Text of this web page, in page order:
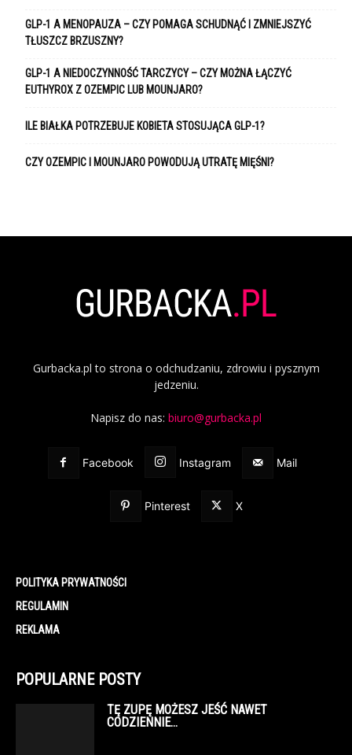
GLP-1 A MENOPAUZA – CZY POMAGA SCHUDNĄĆ I ZMNIEJSZYĆ
TŁUSZCZ BRZUSZNY?
GLP-1 A NIEDOCZYNNOŚĆ TARCZYCY – CZY MOŻNA ŁĄCZYĆ
EUTHYROX Z OZEMPIC LUB MOUNJARO?
ILE BIAŁKA POTRZEBUJE KOBIETA STOSUJĄCA GLP-1?
CZY OZEMPIC I MOUNJARO POWODUJĄ UTRATĘ MIĘŚNI?
Gurbacka.pl to strona o odchudzaniu, zdrowiu i pysznym
jedzeniu.
Napisz do nas: biuro@gurbacka.pl
Facebook Instagram Mail
Pinterest X
POLITYKA PRYWATNOŚCI
REGULAMIN
REKLAMA
POPULARNE POSTY
TĘ ZUPĘ MOŻESZ JEŚĆ NAWET
CODZIENNIE…